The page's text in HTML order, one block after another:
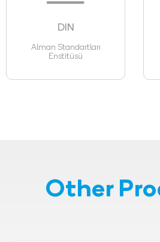
DIN
Alman Standartları
Enstitüsü
Other